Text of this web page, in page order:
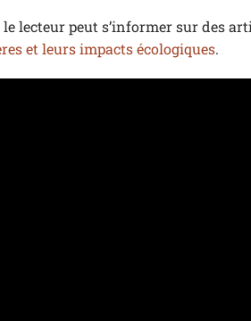
lecteur peut s’informer sur des
et leurs impacts écologiques.